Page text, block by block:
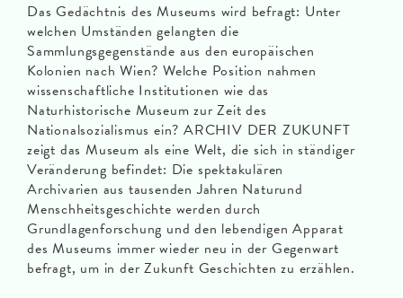
Das Gedächtnis des Museums wird befragt: Unter
welchen Umständen gelangten die
Sammlungsgegenstände aus den europäischen
Kolonien nach Wien? Welche Position nahmen
wissenschaftliche Institutionen wie das
Naturhistorische Museum zur Zeit des
Nationalsozialismus ein? ARCHIV DER ZUKUNFT
zeigt das Museum als eine Welt, die sich in ständiger
Veränderung befindet: Die spektakulären
Archivarien aus tausenden Jahren Naturund
Menschheitsgeschichte werden durch
Grundlagenforschung und den lebendigen Apparat
des Museums immer wieder neu in der Gegenwart
befragt, um in der Zukunft Geschichten zu erzählen.